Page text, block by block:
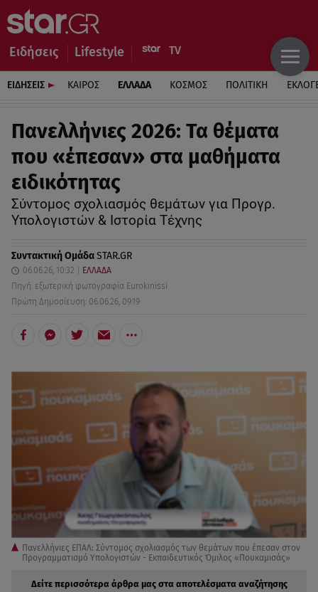
Ειδήσεις Lifestyle
ΕΙΔΗΣΕΙΣ ΚΑΙΡΟΣ ΕΛΛΑΔΑ ΚΟΣΜΟΣ ΠΟΛΙΤΙΚΗ
Πανελλήνιες 2026: Τα θέματα
που «έπεσαν» στα μαθήματα
ειδικότητας
Σύντομος σχολιασμός θεμάτων για Προγρ.
Υπολογιστών & Ιστορία Τέχνης
Συντακτική ΟμάδαSTAR.GR
06.06.26, 10:32
ΕΛΛΑΔΑ
Πηγή: εξωτερική φωτογραφία Eurokinissi
Πρώτη Δημοσίευση: 06.06.26, 09:19
Πανελλήνιες ΕΠΑΛ: Σύντομος σχολιασμός των θεμάτων που έπεσαν στον
Προγραμματισμό Υπολογιστών - Εκπαιδευτικός Όμιλος «Πουκαμισάς»
Δείτε περισσότερα άρθρα μας στα αποτελέσματα αναζήτησης